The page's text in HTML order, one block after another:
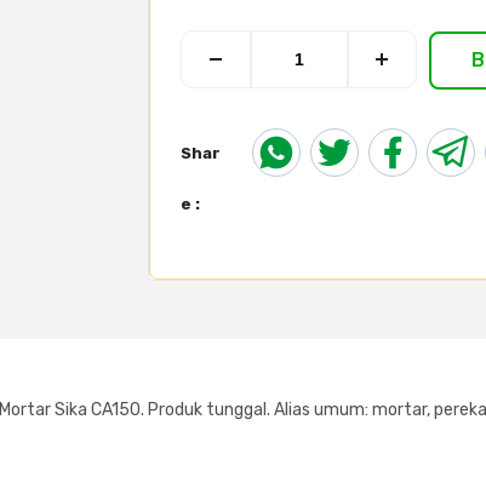
Shar
e :
Mortar Sika CA150. Produk tunggal. Alias umum: mortar,